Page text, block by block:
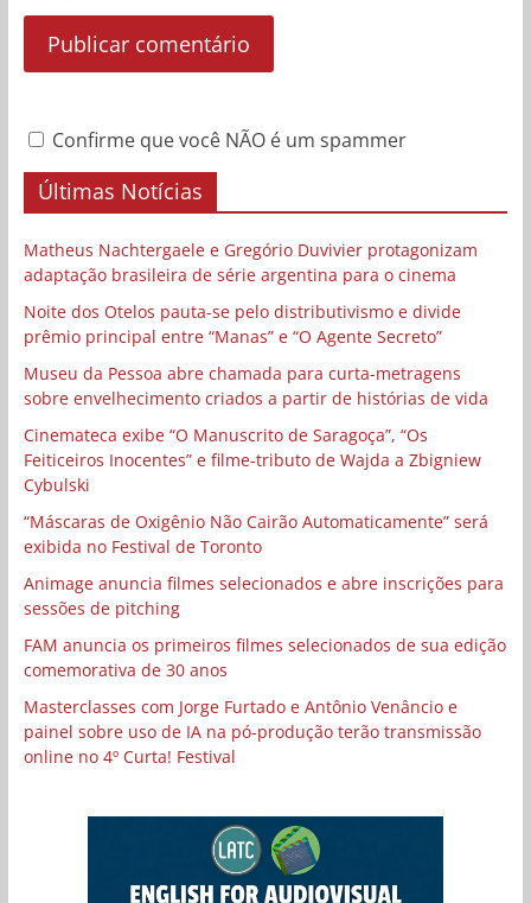
Confirme que você NÃO é um spammer
Últimas Notícias
Matheus Nachtergaele e Gregório Duvivier protagonizam
adaptação brasileira de série argentina para o cinema
Noite dos Otelos pauta-se pelo distributivismo e divide
prêmio principal entre “Manas” e “O Agente Secreto”
Museu da Pessoa abre chamada para curta-metragens
sobre envelhecimento criados a partir de histórias de vida
Cinemateca exibe “O Manuscrito de Saragoça”, “Os
Feiticeiros Inocentes” e filme-tributo de Wajda a Zbigniew
Cybulski
“Máscaras de Oxigênio Não Cairão Automaticamente” será
exibida no Festival de Toronto
Animage anuncia filmes selecionados e abre inscrições para
sessões de pitching
FAM anuncia os primeiros filmes selecionados de sua edição
comemorativa de 30 anos
Masterclasses com Jorge Furtado e Antônio Venâncio e
painel sobre uso de IA na pó-produção terão transmissão
online no 4º Curta! Festival